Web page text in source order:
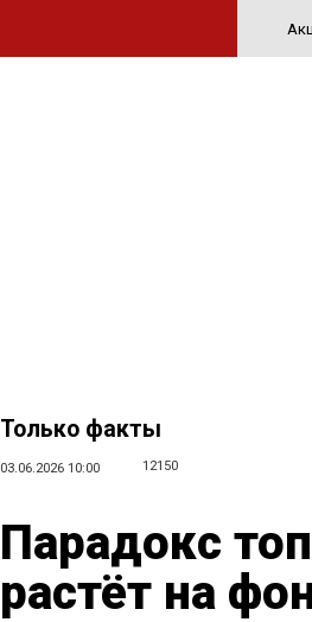
Только факты
03.06.2026 10:00 12150
Парадокс
растёт на